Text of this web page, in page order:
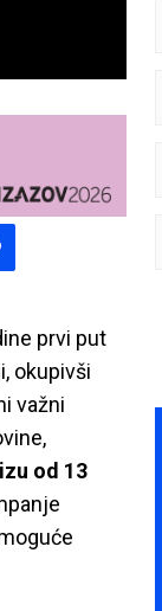
prvi put
okupivši
važni
od 13